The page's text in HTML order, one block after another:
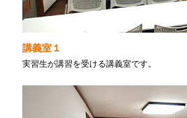
講義室１
実習生が講習を受ける講義室です。